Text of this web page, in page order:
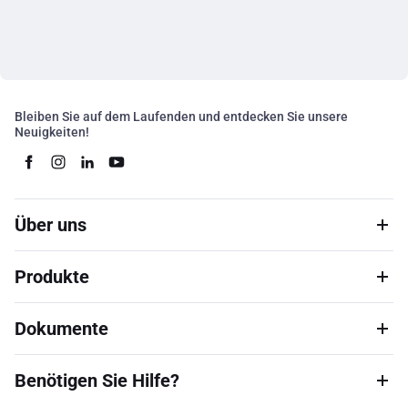
Bleiben Sie auf dem Laufenden und entdecken Sie unsere
Neuigkeiten!
Über uns
Produkte
Dokumente
Benötigen Sie Hilfe?